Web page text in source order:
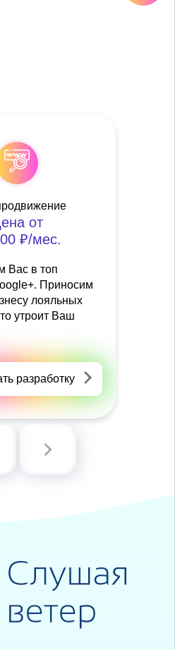
от
₽/мес.
Вас в топ
Приносим
лояльных
утроит Ваш
разработку